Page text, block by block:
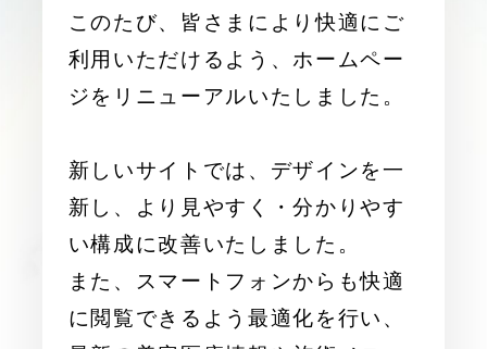
このたび、皆さまにより快適にご
利用いただけるよう、ホームペー
ジをリニューアルいたしました。
新しいサイトでは、デザインを一
新し、より見やすく・分かりやす
い構成に改善いたしました。
また、スマートフォンからも快適
に閲覧できるよう最適化を行い、